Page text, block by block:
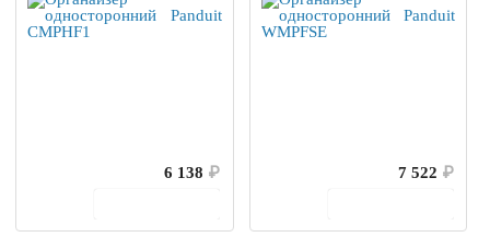
6 138 ₽
7 522 ₽